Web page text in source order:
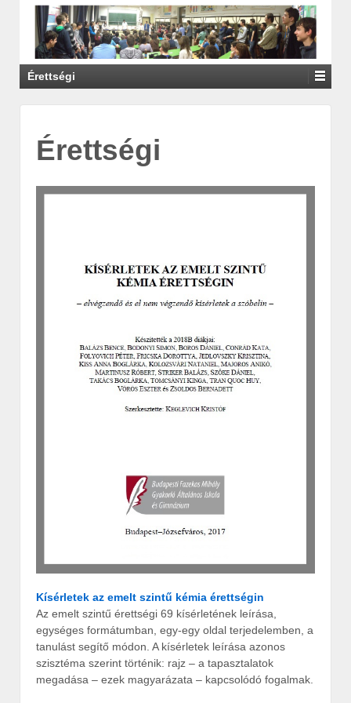
Érettségi
Érettségi
Kísérletek az emelt szintű kémia érettségin
Az emelt szintű érettségi 69 kísérletének leírása,
egységes formátumban, egy-egy oldal terjedelemben, a
tanulást segítő módon. A kísérletek leírása azonos
szisztéma szerint történik: rajz – a tapasztalatok
megadása – ezek magyarázata – kapcsolódó fogalmak.